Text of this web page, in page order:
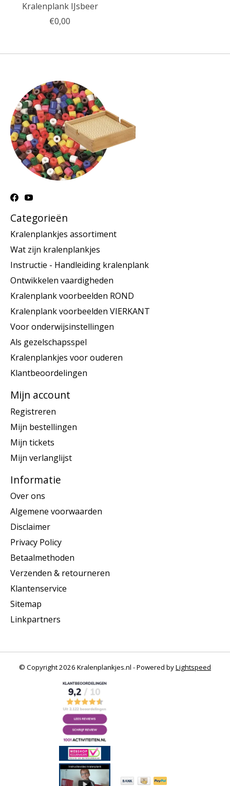
Kralenplank IJsbeer
€0,00
Categorieën
Kralenplankjes assortiment
Wat zijn kralenplankjes
Instructie - Handleiding kralenplank
Ontwikkelen vaardigheden
Kralenplank voorbeelden ROND
Kralenplank voorbeelden VIERKANT
Voor onderwijsinstellingen
Als gezelschapsspel
Kralenplankjes voor ouderen
Klantbeoordelingen
Mijn account
Registreren
Mijn bestellingen
Mijn tickets
Mijn verlanglijst
Informatie
Over ons
Algemene voorwaarden
Disclaimer
Privacy Policy
Betaalmethoden
Verzenden & retourneren
Klantenservice
Sitemap
Linkpartners
© Copyright 2026 Kralenplankjes.nl - Powered byLightspeed